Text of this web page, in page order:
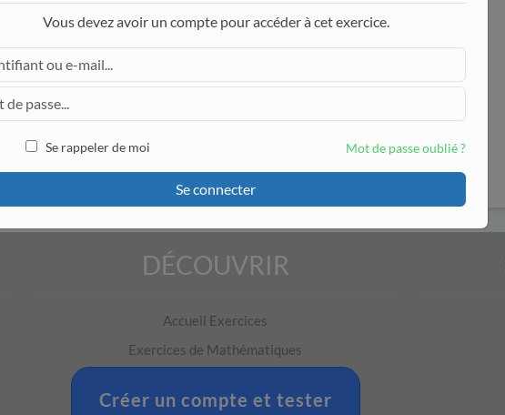
Vous devez avoir un compte pour accéder à cet exercice.
Se rappeler de moi Mot de passe oublié ?
Se connecter
Pour accéder à cet exercice, il faut être connecté.
Créer un compte et tester
DÉCOUVRIR
Accueil Exercices
Exercices de Mathématiques
Exercices de Français